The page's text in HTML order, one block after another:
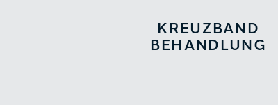
KREUZBAND
BEHANDLUNG